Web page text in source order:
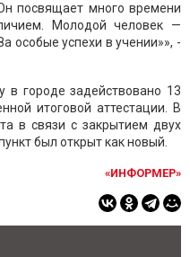
посвящает много времени
Молодой человек —
особые успехи в учении»», -
городе задействовано 13
итоговой аттестации. В
в связи с закрытием двух
был открыт как новый.
«ИНФОРМЕР»